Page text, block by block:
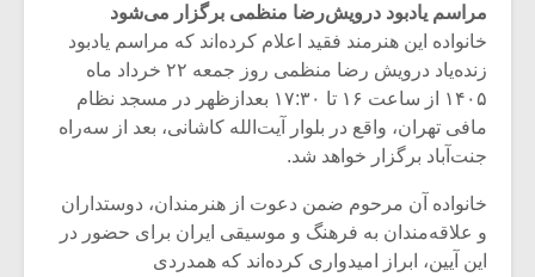
مراسم یادبود درویش‌رضا منظمی برگزار می‌شود
خانواده این هنرمند فقید اعلام کرده‌اند که مراسم یادبود
زنده‌یاد درویش رضا منظمی روز جمعه ۲۲ خرداد ماه
۱۴۰۵ از ساعت ۱۶ تا ۱۷:۳۰ بعدازظهر در مسجد نظام
مافی تهران، واقع در بلوار آیت‌الله کاشانی، بعد از سه‌راه
جنت‌آباد برگزار خواهد شد.
خانواده آن مرحوم ضمن دعوت از هنرمندان، دوستداران
و علاقه‌مندان به فرهنگ و موسیقی ایران برای حضور در
این آیین، ابراز امیدواری کرده‌اند که همدردی